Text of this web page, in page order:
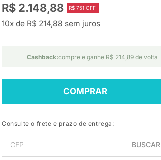
R$ 2.148,88 R$ 751 OFF
10x de R$ 214,88 sem juros
Cashback:compre e ganhe R$ 214,89 de volta
COMPRAR
Consulte o frete e prazo de entrega:
BUSCAR